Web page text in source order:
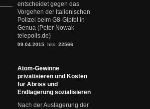
entscheidet gegen das
Vorgehen der italienischen
Polizei beim G8-Gipfel in
Genua (Peter Nowak -
telepolis.de)
09.04.2015 hits: 22566
Atom-Gewinne
privatisieren und Kosten
für Abriss und
Endlagerung sozialisieren
Nach der Auslagerung der